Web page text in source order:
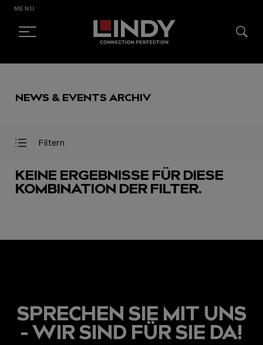
CONTENT
MENÜ
NEWS & EVENTS ARCHIV
Filter
Filter
Filtern
KEINE ERGEBNISSE FÜR DIESE
KOMBINATION DER FILTER.
SPRECHEN SIE MIT UNS
- WIR SIND FÜR SIE DA!